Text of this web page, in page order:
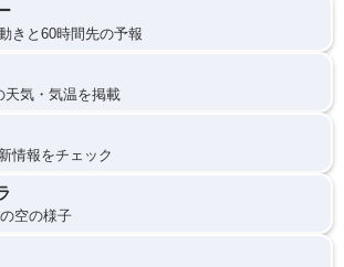
きと60時間先の予報
天気・気温を掲載
情報をチェック
空の様子